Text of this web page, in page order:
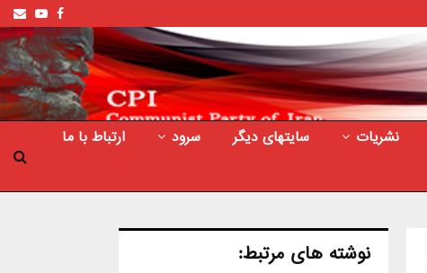
Facebook
نشریات سایتهای دیگر سرود
ارتباط با ما
نوشته های مرتبط: